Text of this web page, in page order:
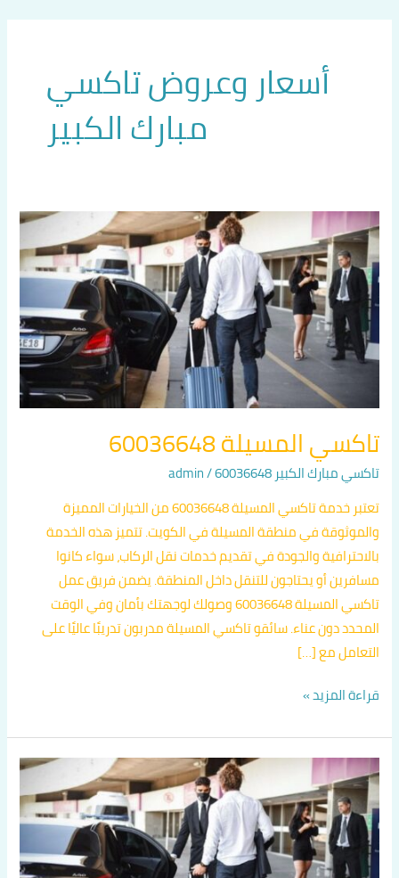
أسعار وعروض تاكسي
مبارك الكبير
تاكسي المسيلة 60036648
تاكسي مبارك الكبير 60036648 /
admin
تعتبر خدمة تاكسي المسيلة 60036648 من الخيارات المميزة
والموثوقة في منطقة المسيلة في الكويت. تتميز هذه الخدمة
بالاحترافية والجودة في تقديم خدمات نقل الركاب، سواء كانوا
مسافرين أو يحتاجون للتنقل داخل المنطقة. يضمن فريق عمل
تاكسي المسيلة 60036648 وصولك لوجهتك بأمان وفي الوقت
المحدد دون عناء. سائقو تاكسي المسيلة مدربون تدريبًا عاليًا على
التعامل مع […]
تاكسي
المسيلة
60036648
قراءة المزيد »
تاكسي
ضاحية
مبارك
الكبير
60036648